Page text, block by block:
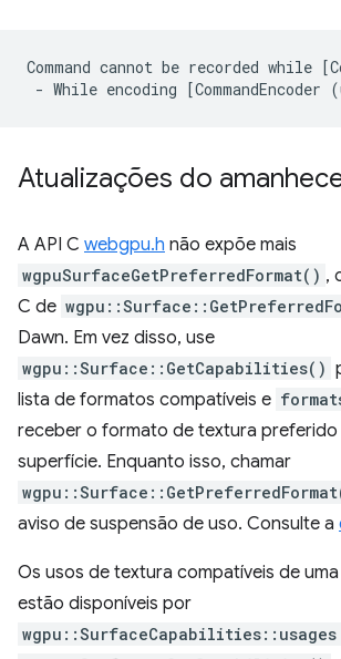
Command cannot be recorded while
Atualizações do
A API C webgpu.h não expõe mais
wgpuSurfaceGetPreferredFormat() ,
C de
Dawn. Em vez disso, use
wgpu::Surface::GetCapabilities()
lista de formatos compatíveis e
receber o formato de textura preferido
superfície. Enquanto isso, chamar
aviso de suspensão de uso. Consulte a
Os usos de textura compatíveis de
estão disponíveis por
wgpu::SurfaceCapabilities::usages